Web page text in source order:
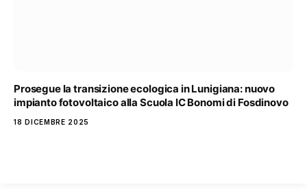
Prosegue la transizione ecologica in Lunigiana: nuovo
impianto fotovoltaico alla Scuola IC Bonomi di Fosdinovo
18 DICEMBRE 2025